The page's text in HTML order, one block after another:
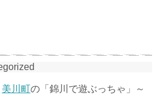
美川町の「錦川で遊ぶっちゃ」～